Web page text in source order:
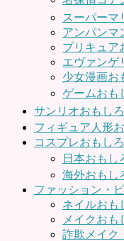
スーパーマ
アンパンマ
プリキュア
エヴァンゲ
少女漫画お
ゲームおも
サンリオおもし
フィギュア人形
コスプレおもし
日本おもし
海外おもし
ファッション・
ネイルおも
メイクおも
詐欺メイク